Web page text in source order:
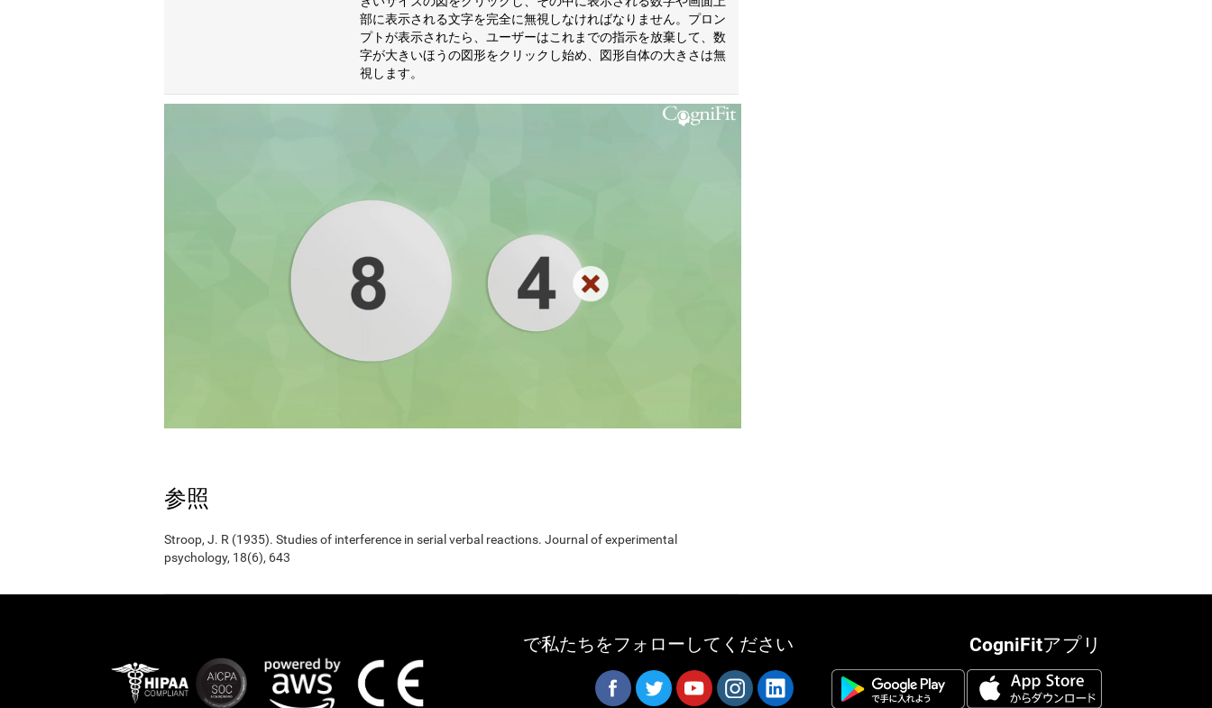
部に表示される文字を完全に無視しなければなりません。プロン
プトが表示されたら、ユーザーはこれまでの指示を放棄して、数
字が大きいほうの図形をクリックし始め、図形自体の大きさは無
視します。
参照
Stroop, J. R (1935). Studies of interference in serial verbal reactions. Journal of experimental
psychology, 18(6), 643
CogniFitアプリ
で私たちをフォローしてください